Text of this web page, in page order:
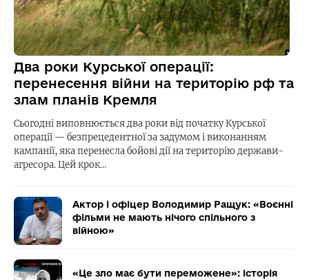
Два роки Курської операції:
перенесення війни на територію рф та
злам планів Кремля
Сьогодні виповнюється два роки від початку Курської
операції — безпрецедентної за задумом і виконанням
кампанії, яка перенесла бойові дії на територію держави-
агресора. Цей крок…
Актор і офіцер Володимир Ращук: «Воєнні
фільми не мають нічого спільного з
війною»
«Це зло має бути переможене»: історія